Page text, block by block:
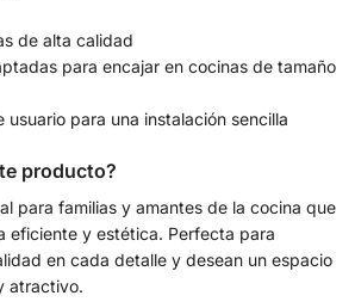
de alta calidad
para encajar en cocinas de tamaño
usuario para una instalación sencilla
producto?
para familias y amantes de la cocina que
eficiente y estética. Perfecta para
en cada detalle y desean un espacio
atractivo.